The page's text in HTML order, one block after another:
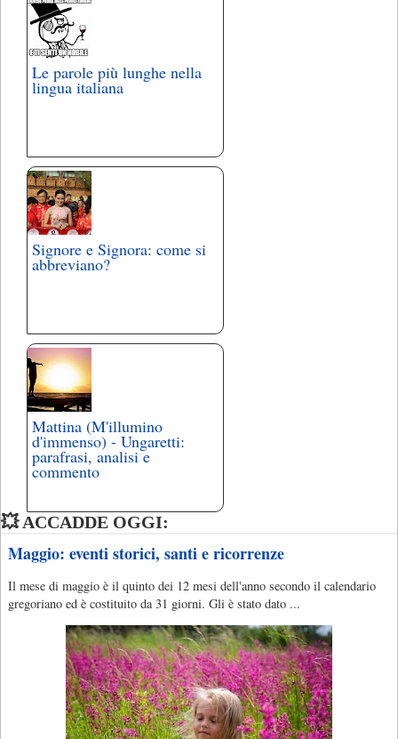
Le parole più lunghe nella
lingua italiana
Signore e Signora: come si
abbreviano?
Mattina (M'illumino
d'immenso) - Ungaretti:
parafrasi, analisi e
commento
💥 ACCADDE OGGI:
Maggio: eventi storici, santi e ricorrenze
Il mese di maggio è il quinto dei 12 mesi dell'anno secondo il calendario
gregoriano ed è costituito da 31 giorni. Gli è stato dato ...